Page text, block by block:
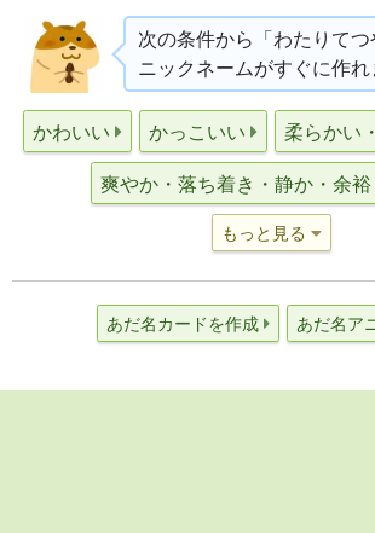
次の条件から「わたりてつ
ニックネームがすぐに作れ
かわいい かっこいい 柔らかい
爽やか・落ち着き・静か・余裕
もっと見る
あだ名カードを作成 あだ名ア